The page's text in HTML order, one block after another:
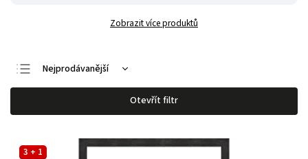
Zobrazit více produktů
Nejprodávanější
Nejlevnější
Nejdražší
Abecedně
Otevřít filtr
3 + 1